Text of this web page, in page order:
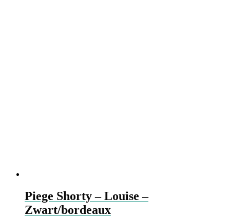
Piege Shorty – Louise –
Zwart/bordeaux